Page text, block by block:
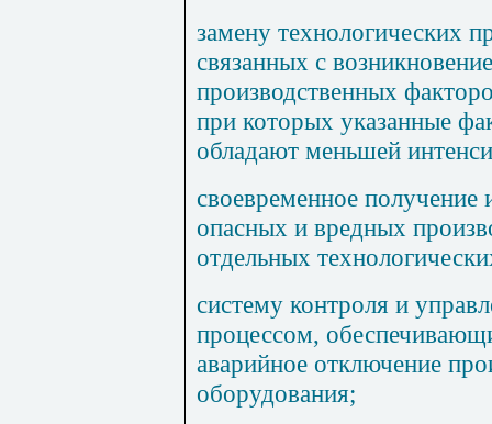
замену технологических
связанных с
производственных
при которых указанные
обладают меньшей
своевременное
опасных и вредных
отдельных
систему контроля и
процессом,
аварийное отключение
оборудования;